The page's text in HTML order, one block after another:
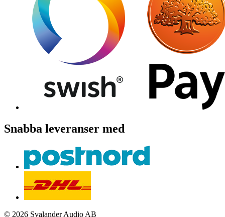
Snabba leveranser med
© 2026 Svalander Audio AB